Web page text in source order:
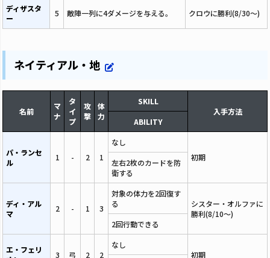
ディザスタ
ー
5 敵陣一列に4ダメージを与える。 クロウに勝利(8/30～)
ネイティアル・地
名前
マ
ナ
タ
イ
プ
攻
撃
体
力
SKILL
入手方法
ABILITY
パ・ランセ
ル
1 - 2 1
なし
初期
左右2枚のカードを防
衛する
ディ・アル
マ
2 - 1 3
対象の体力を2回復す
る
シスター・オルファに
勝利(8/10～)
2回行動できる
エ・フェリ
3 弓 2 2
なし
初期